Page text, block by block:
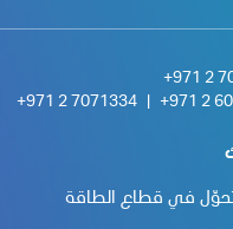
+971 2
+971 2
+971 2 7071334
في قطاع الطاقة